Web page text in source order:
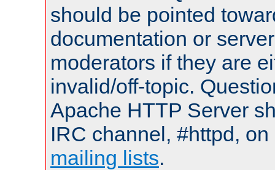
should be pointed
documentation or
moderators if they are
invalid/off-topic.
Apache HTTP Server
IRC channel, #httpd,
mailing lists.